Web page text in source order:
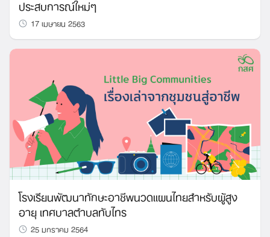
ประสบการณ์ใหม่ๆ
17 เมษายน 2563
โรงเรียนพัฒนาทักษะอาชีพนวดแผนไทยสำหรับผู้สูง
อายุ เทศบาลตำบลทับไทร
25 มกราคม 2564